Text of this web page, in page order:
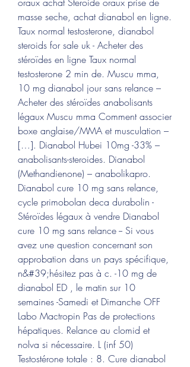
masse seche, achat dianabol en ligne.
Taux normal testosterone, dianabol
steroids for sale uk - Acheter des
stéroïdes en ligne Taux normal
testosterone 2 min de. Muscu mma,
10 mg dianabol jour sans relance –
Acheter des stéroïdes anabolisants
légaux Muscu mma Comment associer
boxe anglaise/MMA et musculation –
[…]. Dianabol Hubei 10mg -33% –
anabolisants-steroides. Dianabol
(Methandienone) – anabolikapro.
Dianabol cure 10 mg sans relance,
cycle primobolan deca durabolin -
Stéroïdes légaux à vendre Dianabol
cure 10 mg sans relance -- Si vous
avez une question concernant son
approbation dans un pays spécifique,
n&#39;hésitez pas à c. -10 mg de
dianabol ED , le matin sur 10
semaines -Samedi et Dimanche OFF
Labo Mactropin Pas de protections
hépatiques. Relance au clomid et
nolva si nécessaire. L (inf 50)
Testostérone totale : 8. Cure dianabol